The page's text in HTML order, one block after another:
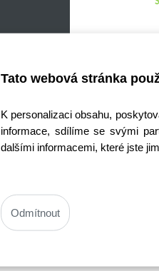
Tato webová stránka
K personalizaci obsahu,
informace, sdílíme se svými
dalšími informacemi, které jste
Odmítnout